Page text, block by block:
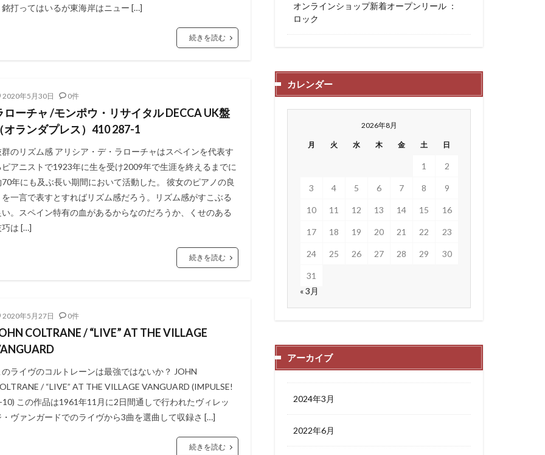
銘打ってはいるが東海岸はニュー […]
続きを読む
2020年5月30日 0件
ローチャ /モンポウ・リサイタル DECCA UK盤
オランダプレス）410 287-1
群のリズム感 アリシア・デ・ラローチャはスペインを代表す
ピアニストで1923年に生を受け2009年で生涯を終えるまでに
70年にも及ぶ長い期間において活動した。 彼女のピアノの良
を一言で表すとすればリズム感だろう。リズム感がすこぶる
い。スペイン特有の血があるからなのだろうか、くせのある
巧は […]
続きを読む
2020年5月27日 0件
COLTRANE / “LIVE” AT THE VILLAGE
のライヴのコルトレーンは最強ではないか？ JOHN
/ “LIVE” AT THE VILLAGE VANGUARD (IMPULSE!
10) この作品は1961年11月に2日間通しで行われたヴィレッ
・ヴァンガードでのライヴから3曲を選曲して収録さ […]
続きを読む
オンラインショップ新着オープンリール ：
ロック
カレンダー
2026年8月
月 火 水 木 金 土 日
1 2
3 4 5 6 7 8 9
10 11 12 13 14 15 16
17 18 19 20 21 22 23
24 25 26 27 28 29 30
31
« 3月
アーカイブ
2024年3月
2022年6月